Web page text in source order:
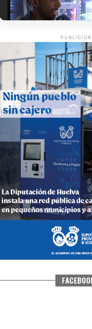
5º DÍA DE LAS
2026
·Huelvatv
CUARTA CORRIDA DE
COLOMBINAS 2026
hace 6 días· Huelvatv